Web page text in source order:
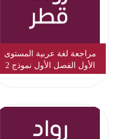
مراجعة لغة عربية المستوى
الأول الفصل الأول نموذج 2